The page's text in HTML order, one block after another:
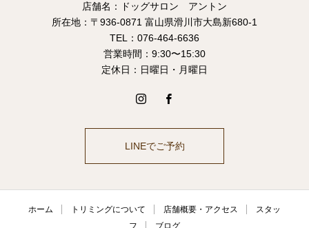
店舗名：ドッグサロン アントン
所在地：〒936-0871 富山県滑川市大島新680-1
TEL：076-464-6636
営業時間：9:30〜15:30
定休日：日曜日・月曜日
LINEでご予約
ホーム トリミングについて 店舗概要・アクセス
スタッ
フ
ブログ